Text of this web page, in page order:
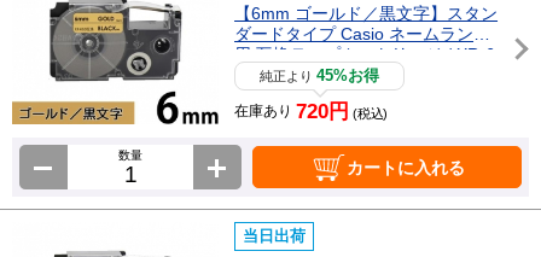
【6mm ゴールド／黒文字】スタン
ダードタイプ Casio ネームランド
用 互換テープカートリッジ / XR-6
GD純正より45%お得
在庫あり 720円 (税込)
数量
カートに入れる
当日出荷